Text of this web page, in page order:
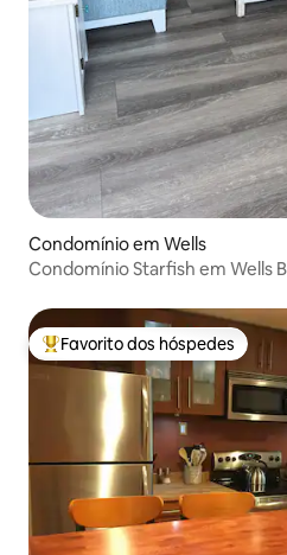
Condomínio em Wells
Condomínio Starfish em Wells
Favoritos dos hóspedes mais
Favorito dos hóspedes